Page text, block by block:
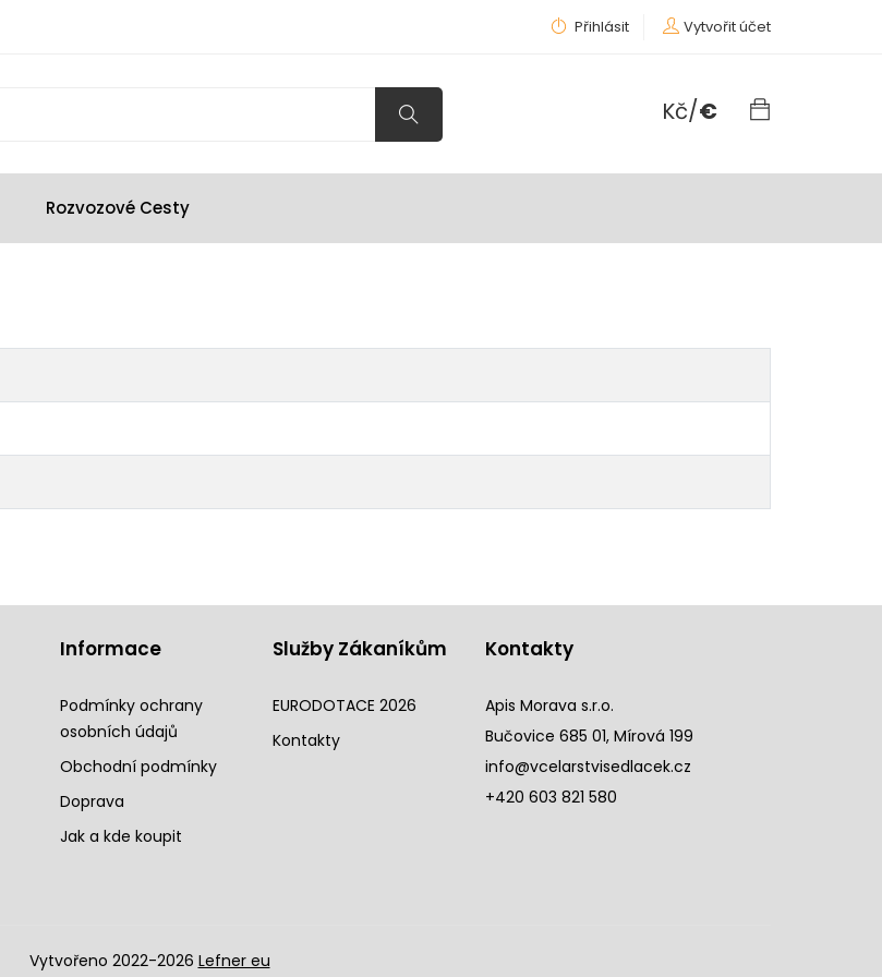
Přihlásit Vytvořit účet
Kč/€
Rozvozové Cesty
Informace
Podmínky ochrany
osobních údajů
Obchodní podmínky
Doprava
Jak a kde koupit
Služby Zákaníkům
EURODOTACE 2026
Kontakty
Kontakty
Apis Morava s.r.o.
Bučovice 685 01, Mírová 199
info@vcelarstvisedlacek.cz
+420 603 821 580
Vytvořeno 2022-2026 Lefner eu